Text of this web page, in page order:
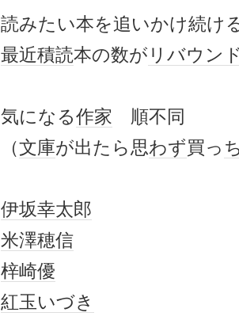
読みたい本を追いかけ続け
最近積読本の数が リバウン
気になる作家 順不同
（文庫が出たら思わず買っ
伊坂幸太郎
米澤穂信
梓崎優
紅玉いづき